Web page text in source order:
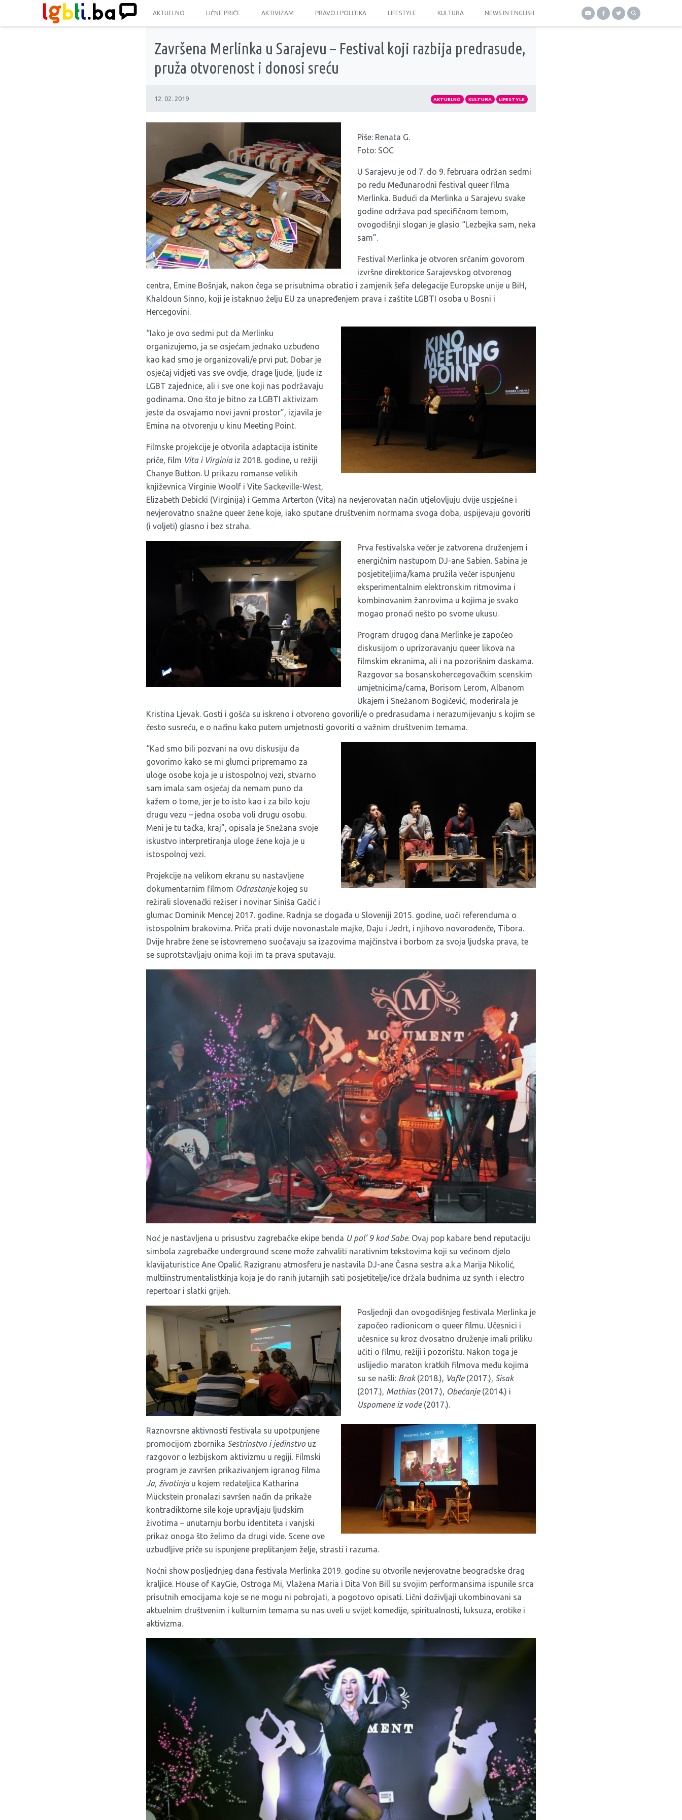
AKTUELNO LIČNE PRIČE AKTIVIZAM PRAVO I POLITIKA LIFESTYLE KULTURA NEWS IN ENGLISH
Završena Merlinka u Sarajevu – Festival koji razbija predrasude,
pruža otvorenost i donosi sreću
12. 02. 2019 AKTUELNO KULTURA LIFESTYLE
Piše: Renata G.
Foto: SOC
U Sarajevu je od 7. do 9. februara održan sedmi
po redu Međunarodni festival queer filma
Merlinka. Budući da Merlinka u Sarajevu svake
godine održava pod specifičnom temom,
ovogodišnji slogan je glasio “Lezbejka sam, neka
sam”.
Festival Merlinka je otvoren srčanim govorom
izvršne direktorice Sarajevskog otvorenog
centra, Emine Bošnjak, nakon čega se prisutnima obratio i zamjenik šefa delegacije Europske unije u BiH,
Khaldoun Sinno, koji je istaknuo želju EU za unapređenjem prava i zaštite LGBTI osoba u Bosni i
Hercegovini.
“Iako je ovo sedmi put da Merlinku
organizujemo, ja se osjećam jednako uzbuđeno
kao kad smo je organizovali/e prvi put. Dobar je
osjećaj vidjeti vas sve ovdje, drage ljude, ljude iz
LGBT zajednice, ali i sve one koji nas podržavaju
godinama. Ono što je bitno za LGBTI aktivizam
jeste da osvajamo novi javni prostor”, izjavila je
Emina na otvorenju u kinu Meeting Point.
Filmske projekcije je otvorila adaptacija istinite
priče, film Vita i Virginiaiz 2018. godine, u režiji
Chanye Button. U prikazu romanse velikih
književnica Virginie Woolf i Vite Sackeville-West,
Elizabeth Debicki (Virginija) i Gemma Arterton (Vita) na nevjerovatan način utjelovljuju dvije uspješne i
nevjerovatno snažne queer žene koje, iako sputane društvenim normama svoga doba, uspijevaju govoriti
(i voljeti) glasno i bez straha.
Prva festivalska večer je zatvorena druženjem i
energičnim nastupom DJ-ane Sabien. Sabina je
posjetiteljima/kama pružila večer ispunjenu
eksperimentalnim elektronskim ritmovima i
kombinovanim žanrovima u kojima je svako
mogao pronaći nešto po svome ukusu.
Program drugog dana Merlinke je započeo
diskusijom o uprizoravanju queer likova na
filmskim ekranima, ali i na pozorišnim daskama.
Razgovor sa bosanskohercegovačkim scenskim
umjetnicima/cama, Borisom Lerom, Albanom
Ukajem i Snežanom Bogičević, moderirala je
Kristina Ljevak. Gosti i gošća su iskreno i otvoreno govorili/e o predrasudama i nerazumijevanju s kojim se
često susreću, e o načinu kako putem umjetnosti govoriti o važnim društvenim temama.
“Kad smo bili pozvani na ovu diskusiju da
govorimo kako se mi glumci pripremamo za
uloge osobe koja je u istospolnoj vezi, stvarno
sam imala sam osjećaj da nemam puno da
kažem o tome, jer je to isto kao i za bilo koju
drugu vezu – jedna osoba voli drugu osobu.
Meni je tu tačka, kraj”, opisala je Snežana svoje
iskustvo interpretiranja uloge žene koja je u
istospolnoj vezi.
Projekcije na velikom ekranu su nastavljene
dokumentarnim filmom Odrastanjekojeg su
režirali slovenački režiser i novinar Siniša Gačić i
glumac Dominik Mencej 2017. godine. Radnja se događa u Sloveniji 2015. godine, uoči referenduma o
istospolnim brakovima. Priča prati dvije novonastale majke, Daju i Jedrt, i njihovo novorođenče, Tibora.
Dvije hrabre žene se istovremeno suočavaju sa izazovima majčinstva i borbom za svoja ljudska prava, te
se suprotstavljaju onima koji im ta prava sputavaju.
Noć je nastavljena u prisustvu zagrebačke ekipe benda U pol’ 9 kod Sabe. Ovaj pop kabare bend reputaciju
simbola zagrebačke underground scene može zahvaliti narativnim tekstovima koji su većinom djelo
klavijaturistice Ane Opalić. Razigranu atmosferu je nastavila DJ-ane Časna sestra a.k.a Marija Nikolić,
multiinstrumentalistkinja koja je do ranih jutarnjih sati posjetitelje/ice držala budnima uz synth i electro
repertoar i slatki grijeh.
Posljednji dan ovogodišnjeg festivala Merlinka je
započeo radionicom o queer filmu. Učesnici i
učesnice su kroz dvosatno druženje imali priliku
učiti o filmu, režiji i pozorištu. Nakon toga je
uslijedio maraton kratkih filmova među kojima
su se našli: Brak(2018.), Vafle(2017.), Sisak
(2017.), Mathias(2017.), Obećanje(2014.) i
Uspomene iz vode(2017.).
Raznovrsne aktivnosti festivala su upotpunjene
promocijom zbornika Sestrinstvo i jedinstvouz
razgovor o lezbijskom aktivizmu u regiji. Filmski
program je završen prikazivanjem igranog filma
Ja, životinja u kojem redateljica Katharina
Mückstein pronalazi savršen način da prikaže
kontradiktorne sile koje upravljaju ljudskim
životima – unutarnju borbu identiteta i vanjski
prikaz onoga što želimo da drugi vide. Scene ove
uzbudljive priče su ispunjene preplitanjem želje, strasti i razuma.
Noćni show posljednjeg dana festivala Merlinka 2019. godine su otvorile nevjerovatne beogradske drag
kraljice. House of KayGie, Ostroga Mi, Vlažena Maria i Dita Von Bill su svojim performansima ispunile srca
prisutnih emocijama koje se ne mogu ni pobrojati, a pogotovo opisati. Lični doživljaji ukombinovani sa
aktuelnim društvenim i kulturnim temama su nas uveli u svijet komedije, spiritualnosti, luksuza, erotike i
aktivizma.